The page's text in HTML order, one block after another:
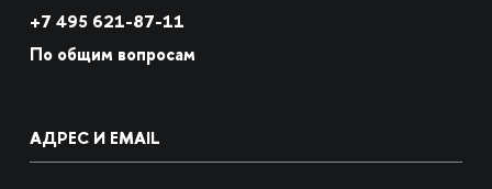
+7 495 621-87-11
По общим вопросам
АДРЕС И EMAIL